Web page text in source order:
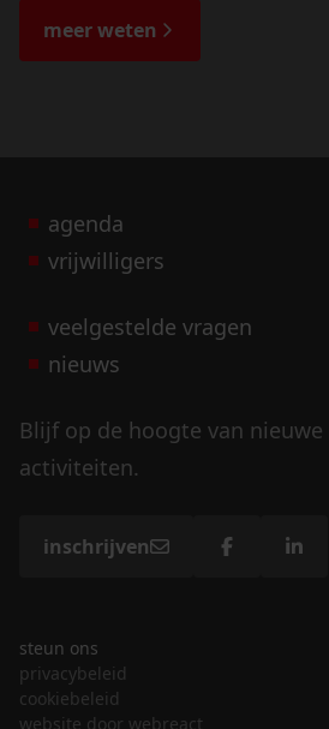
de bijzondere verhalen.
meer weten
agenda
vrijwilligers
veelgestelde vragen
nieuws
Blijf op de hoogte van
activiteiten.
inschrijven
steun ons
privacybeleid
cookiebeleid
website door webreact